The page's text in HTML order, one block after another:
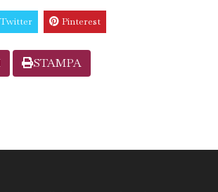
Twitter Pinterest
STAMPA